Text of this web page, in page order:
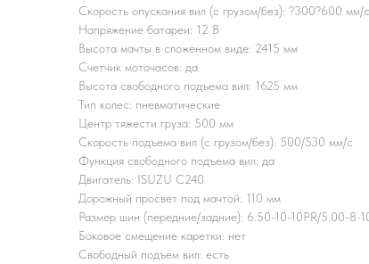
Скорость опускания вил (с грузом/без): ?300?600 мм/с
Напряжение батареи: 12 B
Высота мачты в сложенном виде: 2415 мм
Счетчик моточасов: да
Высота свободного подъема вил: 1625 мм
Тип колес: пневматические
Центр тяжести груза: 500 мм
Скорость подъема вил (с грузом/без): 500/530 мм/с
Функция свободного подъема вил: да
Двигатель: ISUZU C240
Дорожный просвет под мачтой: 110 мм
Размер шин (передние/задние): 6.50-10-10PR/5.00-8-
Боковое смещение каретки: нет
Свободный подъем вил: есть